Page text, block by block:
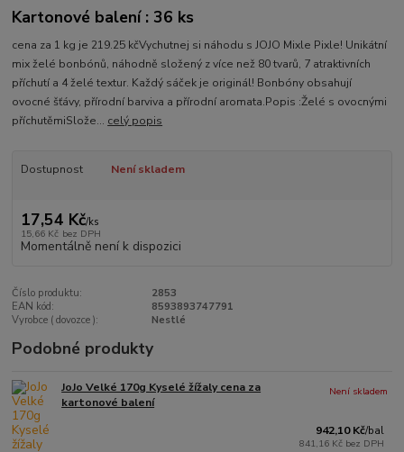
Kartonové balení : 36 ks
cena za 1 kg je 219.25 kčVychutnej si náhodu s JOJO Mixle Pixle! Unikátní
mix želé bonbónů, náhodně složený z více než 80 tvarů, 7 atraktivních
příchutí a 4 želé textur. Každý sáček je originál! Bonbóny obsahují
ovocné šťávy, přírodní barviva a přírodní aromata.Popis :Želé s ovocnými
příchutěmiSlože... celý popis
Dostupnost Není skladem
17,54 Kč/ks
15,66 Kč bez DPH
Momentálně není k dispozici
Číslo produktu:
2853
EAN kód:
8593893747791
Vyrobce ( dovozce ):
Nestlé
Podobné produkty
JoJo Velké 170g Kyselé žížaly cena za
kartonové balení
942,10 Kč/bal
841,16 Kč bez DPH
Není skladem